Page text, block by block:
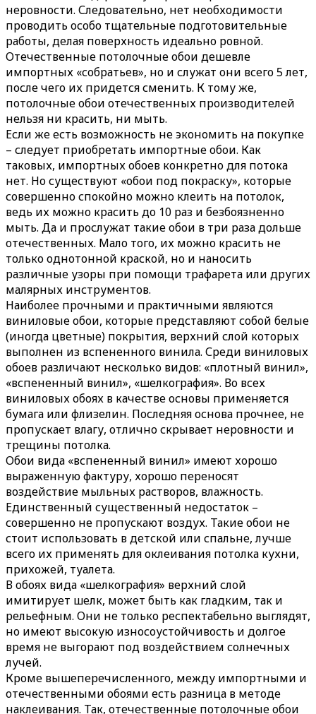
неровности. Следовательно, нет необходимости
проводить особо тщательные подготовительные
работы, делая поверхность идеально ровной.
Отечественные потолочные обои дешевле
импортных «собратьев», но и служат они всего 5 лет,
после чего их придется сменить. К тому же,
потолочные обои отечественных производителей
нельзя ни красить, ни мыть.
Если же есть возможность не экономить на покупке
– следует приобретать импортные обои. Как
таковых, импортных обоев конкретно для потока
нет. Но существуют «обои под покраску», которые
совершенно спокойно можно клеить на потолок,
ведь их можно красить до 10 раз и безбоязненно
мыть. Да и прослужат такие обои в три раза дольше
отечественных. Мало того, их можно красить не
только однотонной краской, но и наносить
различные узоры при помощи трафарета или других
малярных инструментов.
Наиболее прочными и практичными являются
виниловые обои, которые представляют собой белые
(иногда цветные) покрытия, верхний слой которых
выполнен из вспененного винила. Среди виниловых
обоев различают несколько видов: «плотный винил»,
«вспененный винил», «шелкография». Во всех
виниловых обоях в качестве основы применяется
бумага или флизелин. Последняя основа прочнее, не
пропускает влагу, отлично скрывает неровности и
трещины потолка.
Обои вида «вспененный винил» имеют хорошо
выраженную фактуру, хорошо переносят
воздействие мыльных растворов, влажность.
Единственный существенный недостаток –
совершенно не пропускают воздух. Такие обои не
стоит использовать в детской или спальне, лучше
всего их применять для оклеивания потолка кухни,
прихожей, туалета.
В обоях вида «шелкография» верхний слой
имитирует шелк, может быть как гладким, так и
рельефным. Они не только респектабельно выглядят,
но имеют высокую износоустойчивость и долгое
время не выгорают под воздействием солнечных
лучей.
Кроме вышеперечисленного, между импортными и
отечественными обоями есть разница в методе
наклеивания. Так, отечественные потолочные обои